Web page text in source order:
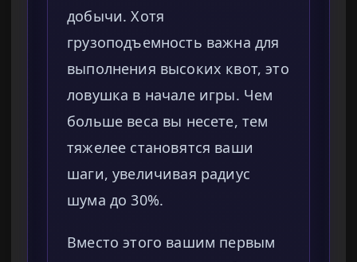
добычи. Хотя
грузоподъемность важна для
выполнения высоких квот, это
ловушка в начале игры. Чем
больше веса вы несете, тем
тяжелее становятся ваши
шаги, увеличивая радиус
шума до 30%.
Вместо этого вашим первым